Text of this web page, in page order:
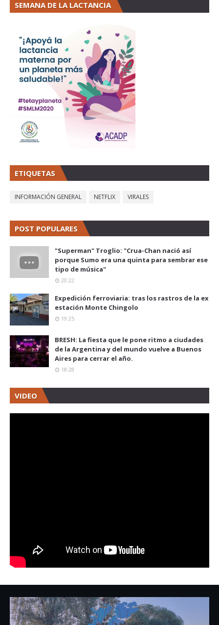
SEMANA DE LA LACTANCIA
ETIQUETAS
INFORMACIÓN GENERAL NETFLIX VIRALES
POST POPULARES
"Superman" Troglio: "Crua-Chan nació así
porque Sumo era una quinta para sembrar ese
tipo de música"
20:22
Expedición ferroviaria: tras los rastros de la ex
estación Monte Chingolo
19:25
BRESH: La fiesta que le pone ritmo a ciudades
de la Argentina y del mundo vuelve a Buenos
Aires para cerrar el año.
18:28
VIDEO